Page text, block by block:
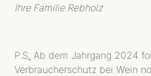
Ihre Familie Rebholz
P.S. Ab dem Jahrgang 2024
Verbraucherschutz bei Wein